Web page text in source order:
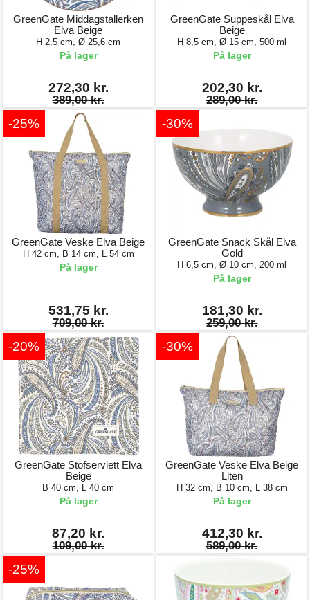
GreenGate Middagstallerken
Elva Beige
H 2,5 cm, Ø 25,6 cm
På lager
272,30 kr.
389,00 kr.
GreenGate Suppeskål Elva
Beige
H 8,5 cm, Ø 15 cm, 500 ml
På lager
202,30 kr.
289,00 kr.
-25%
GreenGate Veske Elva Beige
H 42 cm, B 14 cm, L 54 cm
På lager
531,75 kr.
709,00 kr.
-30%
GreenGate Snack Skål Elva
Gold
H 6,5 cm, Ø 10 cm, 200 ml
På lager
181,30 kr.
259,00 kr.
-20%
GreenGate Stofserviett Elva
Beige
B 40 cm, L 40 cm
På lager
87,20 kr.
109,00 kr.
-30%
GreenGate Veske Elva Beige
Liten
H 32 cm, B 10 cm, L 38 cm
På lager
412,30 kr.
589,00 kr.
-25%